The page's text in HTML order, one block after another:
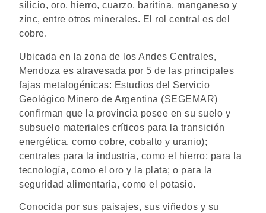
silicio, oro, hierro, cuarzo, baritina, manganeso y
zinc, entre otros minerales. El rol central es del
cobre.
Ubicada en la zona de los Andes Centrales,
Mendoza es atravesada por 5 de las principales
fajas metalogénicas: Estudios del Servicio
Geológico Minero de Argentina (SEGEMAR)
confirman que la provincia posee en su suelo y
subsuelo materiales críticos para la transición
energética, como cobre, cobalto y uranio);
centrales para la industria, como el hierro; para la
tecnología, como el oro y la plata; o para la
seguridad alimentaria, como el potasio.
Conocida por sus paisajes, sus viñedos y su